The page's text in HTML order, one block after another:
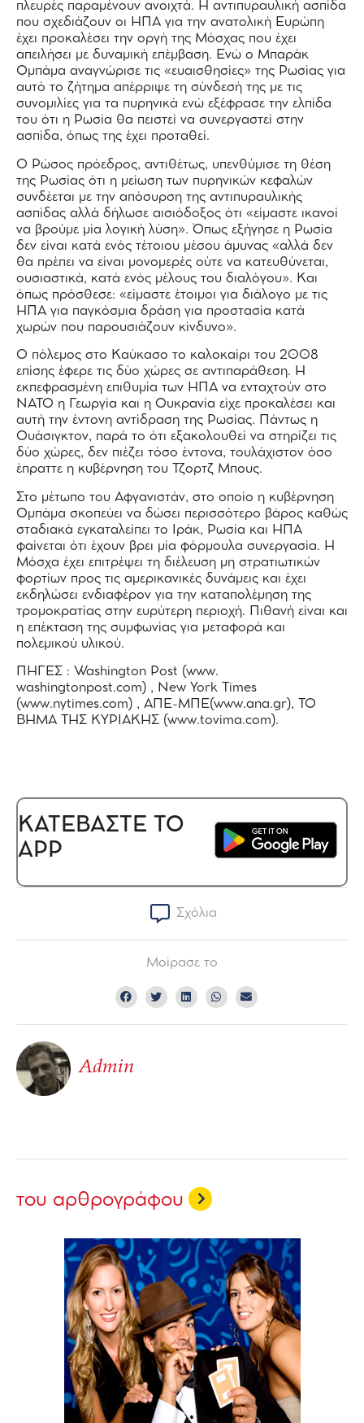
πλευρές παραμένουν ανοιχτά. Η αντιπυραυλική ασπίδα
που σχεδιάζουν οι ΗΠΑ για την ανατολική Ευρώπη
έχει προκαλέσει την οργή της Μόσχας που έχει
απειλήσει με δυναμική επέμβαση. Ενώ ο Μπαράκ
Ομπάμα αναγνώρισε τις «ευαισθησίες» της Ρωσίας για
αυτό το ζήτημα απέρριψε τη σύνδεσή της με τις
συνομιλίες για τα πυρηνικά ενώ εξέφρασε την ελπίδα
του ότι η Ρωσία θα πειστεί να συνεργαστεί στην
ασπίδα, όπως της έχει προταθεί.
Ο Ρώσος πρόεδρος, αντιθέτως, υπενθύμισε τη θέση
της Ρωσίας ότι η μείωση των πυρηνικών κεφαλών
συνδέεται με την απόσυρση της αντιπυραυλικής
ασπίδας αλλά δήλωσε αισιόδοξος ότι «είμαστε ικανοί
να βρούμε μία λογική λύση». Όπως εξήγησε η Ρωσία
δεν είναι κατά ενός τέτοιου μέσου άμυνας «αλλά δεν
θα πρέπει να είναι μονομερές ούτε να κατευθύνεται,
ουσιαστικά, κατά ενός μέλους του διαλόγου». Και
όπως πρόσθεσε: «είμαστε έτοιμοι για διάλογο με τις
ΗΠΑ για παγκόσμια δράση για προστασία κατά
χωρών που παρουσιάζουν κίνδυνο».
Ο πόλεμος στο Καύκασο το καλοκαίρι του 2008
επίσης έφερε τις δύο χώρες σε αντιπαράθεση. Η
εκπεφρασμένη επιθυμία των ΗΠΑ να ενταχτούν στο
ΝΑΤΟ η Γεωργία και η Ουκρανία είχε προκαλέσει και
αυτή την έντονη αντίδραση της Ρωσίας. Πάντως η
Ουάσιγκτον, παρά το ότι εξακολουθεί να στηρίζει τις
δύο χώρες, δεν πιέζει τόσο έντονα, τουλάχιστον όσο
έπραττε η κυβέρνηση του Τζορτζ Μπους.
Στο μέτωπο του Αφγανιστάν, στο οποίο η κυβέρνηση
Ομπάμα σκοπεύει να δώσει περισσότερο βάρος καθώς
σταδιακά εγκαταλείπει το Ιράκ, Ρωσία και ΗΠΑ
φαίνεται ότι έχουν βρει μία φόρμουλα συνεργασία. Η
Μόσχα έχει επιτρέψει τη διέλευση μη στρατιωτικών
φορτίων προς τις αμερικανικές δυνάμεις και έχει
εκδηλώσει ενδιαφέρον για την καταπολέμηση της
τρομοκρατίας στην ευρύτερη περιοχή. Πιθανή είναι και
η επέκταση της συμφωνίας για μεταφορά και
πολεμικού υλικού.
ΠΗΓΕΣ : Washington Post (www.
washingtonpost.com) , New York Times
(www.nytimes.com) , ΑΠΕ-ΜΠΕ(www.ana.gr), ΤΟ
ΒΗΜΑ ΤΗΣ ΚΥΡΙΑΚΗΣ (www.tovima.com).
ΚΑΤΕΒΑΣΤΕ ΤΟ
APP
Σχόλια
Μοίρασε το
Admin
του αρθρογράφου